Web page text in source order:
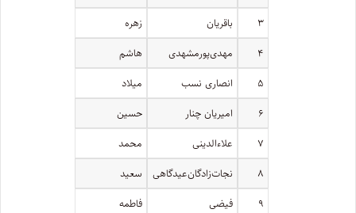
۳
باقریان
زهره
۴
مهدی‌پور‌مشهدی
هاشم
۵
انصاری نسب
میلاد
۶
امیریان چنار
حسین
۷
علاءالدینی
محمد
۸
نجات‌زادگان‌عیدگاهی
سعید
۹
فیضی
فاطمه